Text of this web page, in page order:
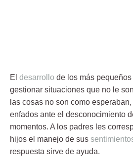
El desarrollo de los más
gestionar situaciones que no le
las cosas no son como
enfados ante el desconocimiento
momentos. A los padres les
hijos el manejo de sus
respuesta sirve de ayuda.